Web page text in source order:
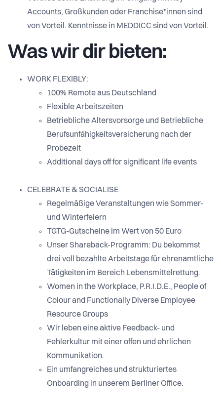
Accounts, Großkunden oder Franchise*innen sind
von Vorteil. Kenntnisse in MEDDICC sind von Vorteil.
Was wir dir bieten:
WORK FLEXIBLY:
100% Remote aus Deutschland
Flexible Arbeitszeiten
Betriebliche Altersvorsorge und Betriebliche
Berufsunfähigkeitsversicherung nach der
Probezeit
Additional days off for significant life events
CELEBRATE & SOCIALISE
Regelmäßige Veranstaltungen wie Sommer-
und Winterfeiern
TGTG-Gutscheine im Wert von 50 Euro
Unser Shareback-Programm: Du bekommst
drei voll bezahlte Arbeitstage für ehrenamtliche
Tätigkeiten im Bereich Lebensmittelrettung.
Women in the Workplace, P.R.I.D.E., People of
Colour and Functionally Diverse Employee
Resource Groups
Wir leben eine aktive Feedback- und
Fehlerkultur mit einer offen und ehrlichen
Kommunikation.
Ein umfangreiches und strukturiertes
Onboarding in unserem Berliner Office.